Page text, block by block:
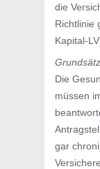
die
Richtlinie
Kapital-
Die
müssen
gar